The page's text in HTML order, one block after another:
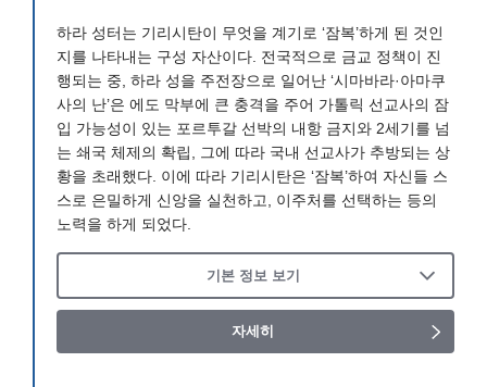
하라 성터는 기리시탄이 무엇을 계기로 ‘잠복’하게 된 것인
지를 나타내는 구성 자산이다. 전국적으로 금교 정책이 진
행되는 중, 하라 성을 주전장으로 일어난 ‘시마바라·아마쿠
사의 난’은 에도 막부에 큰 충격을 주어 가톨릭 선교사의 잠
입 가능성이 있는 포르투갈 선박의 내항 금지와 2세기를 넘
는 쇄국 체제의 확립, 그에 따라 국내 선교사가 추방되는 상
황을 초래했다. 이에 따라 기리시탄은 ‘잠복’하여 자신들 스
스로 은밀하게 신앙을 실천하고, 이주처를 선택하는 등의
노력을 하게 되었다.
기본 정보 보기
자세히